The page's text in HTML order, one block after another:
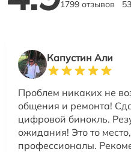
1799 отзывов
Капустин Али
Проблем никаких не
общения и ремонта!
цифровой бинокль.
ожидания! Это то
профессионалы.